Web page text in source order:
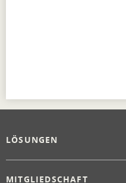
LÖSUNGEN
MITGLIEDSCHAFT